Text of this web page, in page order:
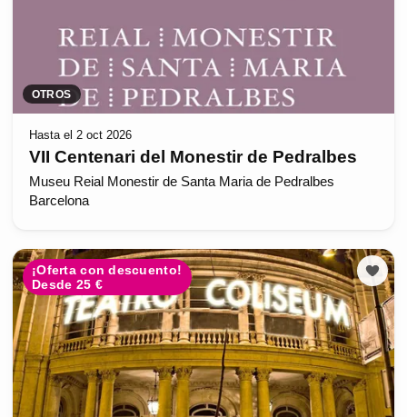
OTROS
Hasta el 2 oct 2026
VII Centenari del Monestir de Pedralbes
Museu Reial Monestir de Santa Maria de Pedralbes
Barcelona
¡Oferta con descuento!
Desde 25 €